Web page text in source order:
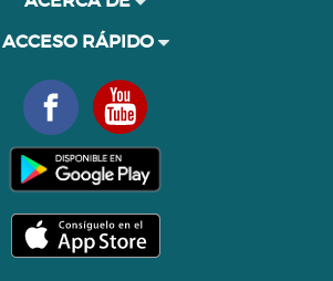
ACCESO RÁPIDO